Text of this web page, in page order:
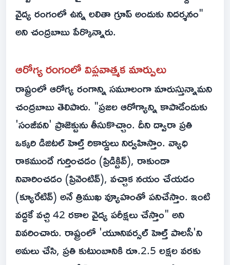
వైద్య రంగంలో ఉన్న లలితా గ్రూప్ అందుకు నిదర్శనం"
అని చంద్రబాబు పేర్కొన్నారు.
ఆరోగ్య రంగంలో విప్లవాత్మక మార్పులు
రాష్ట్రంలో ఆరోగ్య రంగాన్ని సమూలంగా మారుస్తున్నామని
చంద్రబాబు తెలిపారు. "ప్రజల ఆరోగ్యాన్ని కాపాడేందుకు
'సంజీవని' ప్రాజెక్టును తీసుకొచ్చాం. దీని ద్వారా ప్రతి
ఒక్కరి డిజిటల్ హెల్త్ రికార్డులు నిర్వహిస్తాం. వ్యాధి
రాకముందే గుర్తించడం (ప్రిడిక్టివ్), రాకుండా
నివారించడం (ప్రివెంటివ్), వచ్చాక నయం చేయడం
(క్యూరేటివ్) అనే త్రిముఖ వ్యూహంతో పనిచేస్తాం. ఇంటి
వద్దకే వచ్చి 42 రకాల వైద్య పరీక్షలు చేస్తాం" అని
వివరించారు. రాష్ట్రంలో 'యూనివర్సల్ హెల్త్ పాలసీ'ని
అమలు చేసి, ప్రతి కుటుంబానికి రూ.2.5 లక్షల వరకు